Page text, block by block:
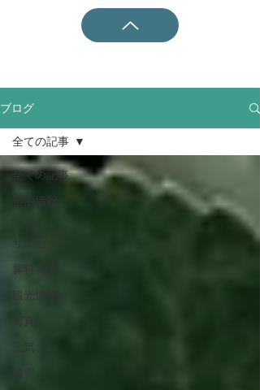
ブログ
全ての記事
宿泊情報
サンセット
蓼科高原
観光情報
全ての記事